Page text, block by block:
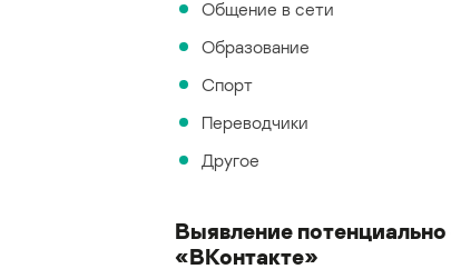
Общение в сети
Образование
Спорт
Переводчики
Другое
Выявление
«ВКонтакте»